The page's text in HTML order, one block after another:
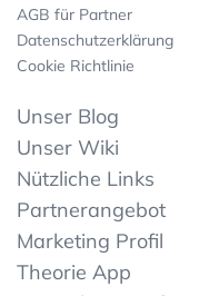
AGB für Partner
Datenschutzerklärung
Cookie Richtlinie
Unser Blog
Unser Wiki
Nützliche Links
Partnerangebot
Marketing Profil
Theorie App